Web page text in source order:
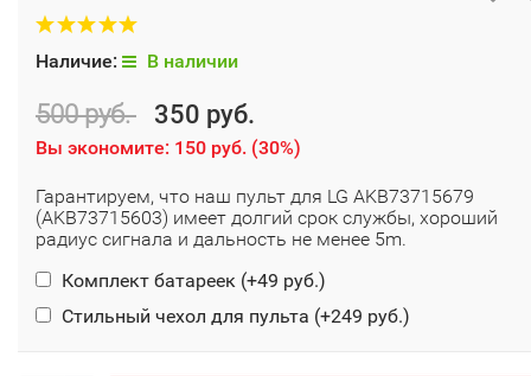
Наличие: В наличии
500 руб. 350 руб.
Вы экономите: 150 руб. (30%)
Гарантируем, что наш пульт для LG AKB73715679
(AKB73715603) имеет долгий срок службы, хороший
радиус сигнала и дальность не менее 5m.
Комплект батареек (+49 руб.)
Стильный чехол для пульта (+249 руб.)